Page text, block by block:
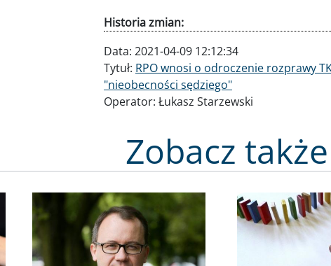
Historia zmian:
Data: 2021-04-09 12:12:34
Tytuł: RPO wnosi o odroczenie rozprawy
"nieobecności sędziego"
Operator: Łukasz Starzewski
Zobacz także
Obraz